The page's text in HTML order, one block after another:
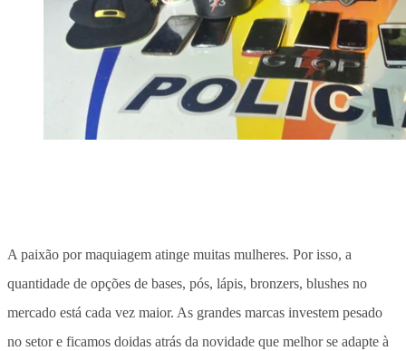
A paixão por maquiagem atinge muitas mulheres. Por isso, a
quantidade de opções de bases, pós, lápis, bronzers, blushes no
mercado está cada vez maior. As grandes marcas investem pesado
no setor e ficamos doidas atrás da novidade que melhor se adapte à